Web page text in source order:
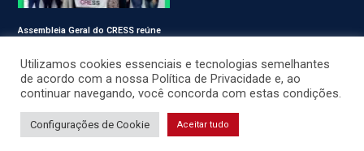
Assembleia Geral do CRESS reúne
© CRESS-SE 2022. Todos os Direitos Reservados.
Desenvolvido porJSWEBMIDIA
Utilizamos cookies essenciais e tecnologias semelhantes
de acordo com a nossa Política de Privacidade e, ao
continuar navegando, você concorda com estas condições.
Configurações de Cookie Aceitar tudo